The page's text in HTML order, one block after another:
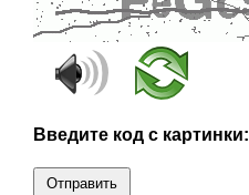
Введите код с картинки:
Отправить